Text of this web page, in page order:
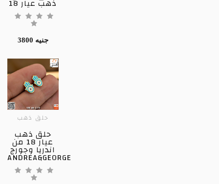
ذهب عيار 18
3800 جنيه
حلق ذهب
حلق ذهب
عيار 18 من
اندريا وجورج
ANDREA&GEORGE